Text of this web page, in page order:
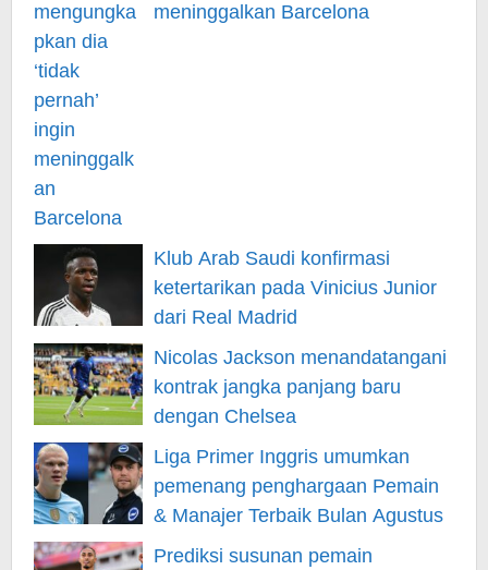
meninggalkan Barcelona
Klub Arab Saudi konfirmasi
ketertarikan pada Vinicius Junior
dari Real Madrid
Nicolas Jackson menandatangani
kontrak jangka panjang baru
dengan Chelsea
Liga Primer Inggris umumkan
pemenang penghargaan Pemain
& Manajer Terbaik Bulan Agustus
Prediksi susunan pemain